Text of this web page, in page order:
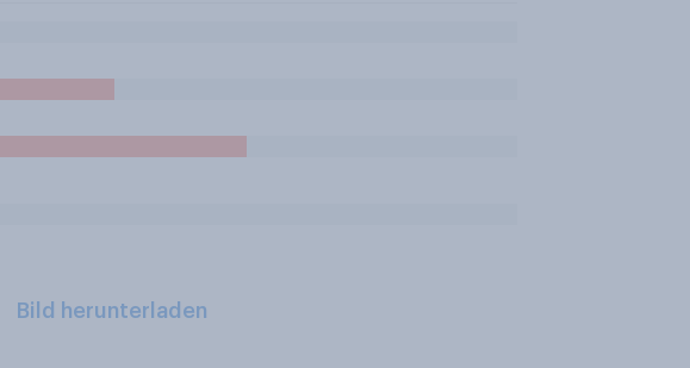
Bild herunterladen